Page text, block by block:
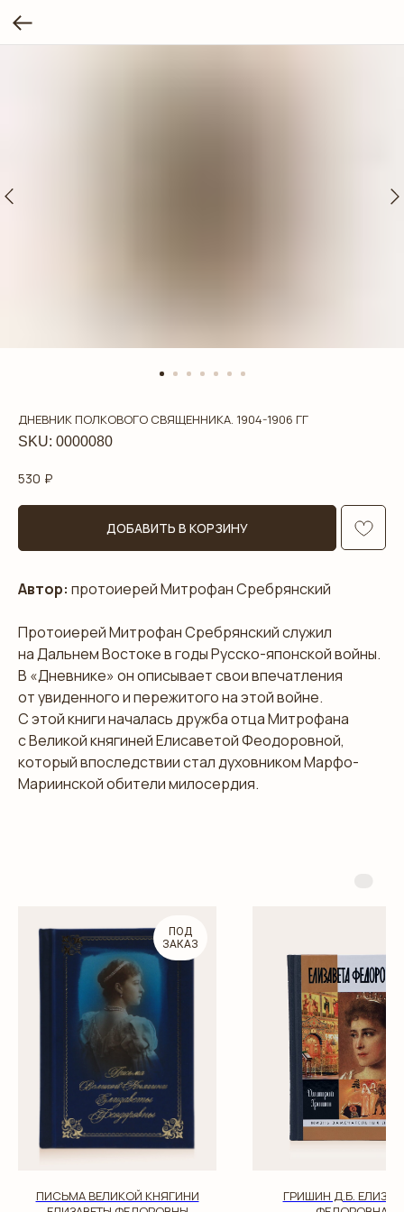
ДНЕВНИК ПОЛКОВОГО СВЯЩЕННИКА. 1904-1906 ГГ
SKU: 0000080
530 ₽
ДОБАВИТЬ В КОРЗИНУ
Автор: протоиерей Митрофан Сребрянский
Протоиерей Митрофан Сребрянский служил
на Дальнем Востоке в годы Русско-японской войны.
В «Дневнике» он описывает свои впечатления
от увиденного и пережитого на этой войне.
С этой книги началась дружба отца Митрофана
с Великой княгиней Елисаветой Феодоровной,
который впоследствии стал духовником Марфо-
Мариинской обители милосердия.
ПОД
ЗАКАЗ
ПИСЬМА ВЕЛИКОЙ КНЯГИНИ
ГРИШИН Д.Б.